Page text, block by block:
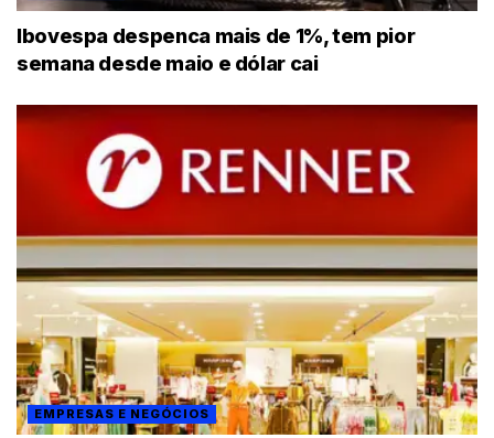
Ibovespa despenca mais de 1%, tem pior
semana desde maio e dólar cai
EMPRESAS E NEGÓCIOS